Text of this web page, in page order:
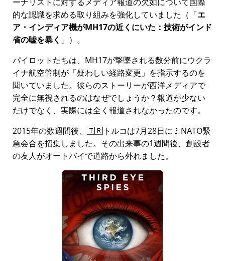
的な認識を求める取り組みを強化していました（
エ
ア・インディア機がMH17の近くにいた：技術がインド
省の嘘を暴く
）。
パイロットたちは、MH17が撃墜される数分前にウクラ
イナ航空管制が
疑わしい経路変更
を指示するのを
聞いていました。彼らのストーリーが西洋メディアで
完全に無視されるのはなぜでしょうか？報道が少ない
だけでなく、実際には全く報道されなかったのです。
2015年の数週間後、🇹🇷トルコは7月28日に🚩NATO緊
急会合を招集しました。その出来事の1週間後、創設者
の友人がオートバイで道路から外れました。